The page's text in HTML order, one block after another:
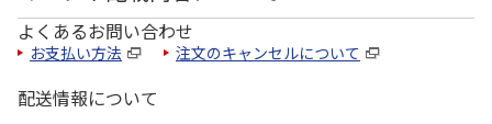
よくあるお問い合わせ
お支払い方法 注文のキャンセルについて
配送情報について